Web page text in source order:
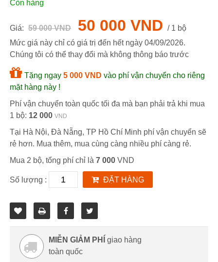
Còn hàng
Giá: 59 000 VND 50 000 VND / 1 bộ
Mức giá này chỉ có giá trị đến hết ngày 04/09/2026.
Chúng tôi có thể thay đổi mà không thông báo trước
Tặng ngay 5 000 VND vào phí vận chuyển cho riêng
mặt hàng này !
Phí vận chuyển toàn quốc tối đa mà bạn phải trả khi mua
1 bộ: 12 000 VND
Tại Hà Nội, Đà Nẵng, TP Hồ Chí Minh phí vận chuyển sẽ
rẻ hơn. Mua thêm, mua cùng càng nhiều phí càng rẻ.
Mua 2 bộ, tổng phí chỉ là 7 000 VND
Số lượng : ĐẶT HÀNG
MIỄN GIẢM PHÍ
giao hàng
toàn quốc